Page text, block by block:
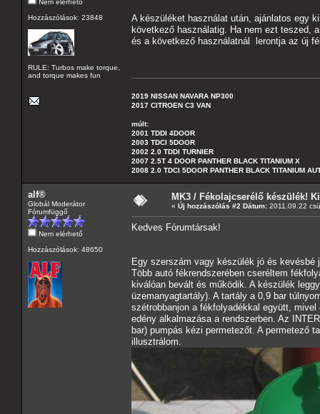
Nem elérhető
Hozzászólások: 23848
RULE: Turbos make torque,
and torque makes fun
A készüléket használat után, ajánlatos egy
következő használatig. Ha nem ezt teszed,
és a következő használatnál lerontja az új
2019 NISSAN NAVARA NP300
2017 CITROEN C3 VAN
múlt:
2001 TDDI 4DOOR
2003 TDCI 5DOOR
2002 2.0 TDDI TURNIER
2007 2.5T 4 DOOR PANTHER BLACK TITANIUM X
2008 2.0 TDCI 5DOOR PANTHER BLACK TITANIUM
alf®
Globál Moderátor
Fórumfüggő
Nem elérhető
Hozzászólások: 48650
MK3 / Fékolajcserélő készülék!
« Új hozzászólás #2 Dátum: 2011.09.22
Kedves Fórumtársak!
Egy szerszám vagy készülék jó és
Több autó fékrendszerében cseréltem
kiválóan bevált és működik. A készülék
üzemanyagtartály). A tartály a 0,9 bar
szétrobbanjon a fékfolyadékkal együtt,
edény alkalmazása a rendszerben. Az
bar) pumpás kézi permetezőt. A permetező
illusztrálom.